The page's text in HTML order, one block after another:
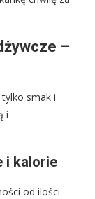
–
smak i
i
i kalorie
od ilości